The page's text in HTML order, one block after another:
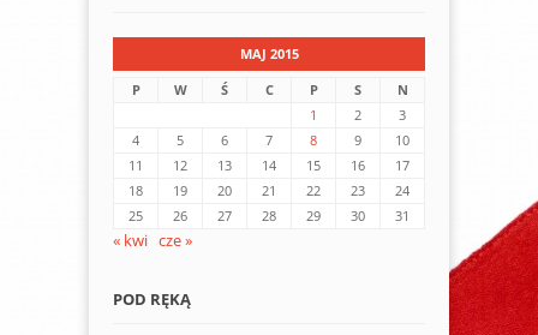
MAJ 2015
P
W Ś C P S
N
1
2
3
4
5 6 7 8 9
10
11
12 13 14 15 16
17
18
19 20 21 22 23
24
25
26 27 28 29 30 31
« kwi cze »
POD RĘKĄ